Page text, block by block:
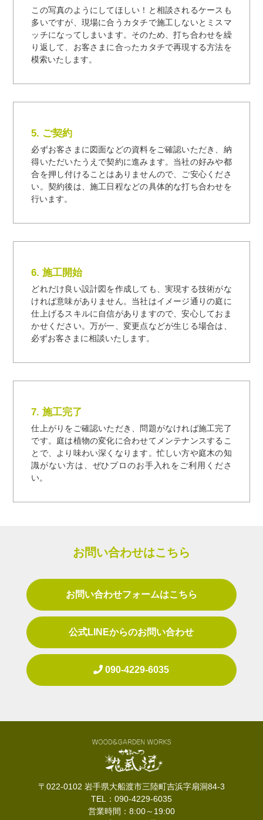
この写真のようにしてほしい！と相談されるケースも
多いですが、現場に合うカタチで施工しないとミスマ
ッチになってしまいます。そのため、打ち合わせを繰
り返して、お客さまに合ったカタチで再現する方法を
模索いたします。
5. ご契約
必ずお客さまに図面などの資料をご確認いただき、納
得いただいたうえで契約に進みます。当社の好みや都
合を押し付けることはありませんので、ご安心くださ
い。契約後は、施工日程などの具体的な打ち合わせを
行います。
6. 施工開始
どれだけ良い設計図を作成しても、実現する技術がな
ければ意味がありません。当社はイメージ通りの庭に
仕上げるスキルに自信がありますので、安心しておま
かせください。万が一、変更点などが生じる場合は、
必ずお客さまに相談いたします。
7. 施工完了
仕上がりをご確認いただき、問題がなければ施工完了
です。庭は植物の変化に合わせてメンテナンスするこ
とで、より味わい深くなります。忙しい方や庭木の知
識がない方は、ぜひプロのお手入れをご利用くださ
い。
お問い合わせはこちら
お問い合わせフォームはこちら
公式LINEからのお問い合わせ
090-4229-6035
〒022-0102 岩手県大船渡市三陸町吉浜字扇洞84-3
TEL：090-4229-6035
営業時間：8:00～19:00